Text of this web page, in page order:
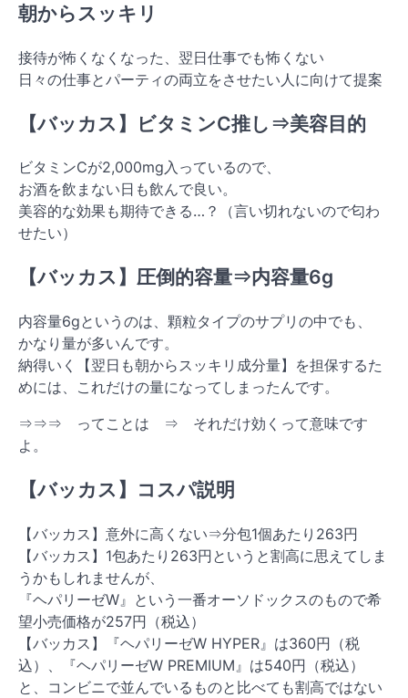
朝からスッキリ
接待が怖くなくなった、翌日仕事でも怖くない
日々の仕事とパーティの両立をさせたい人に向けて提案
【バッカス】ビタミンC推し⇒美容目的
ビタミンCが2,000mg入っているので、
お酒を飲まない日も飲んで良い。
美容的な効果も期待できる…？（言い切れないので匂わ
せたい）
【バッカス】圧倒的容量⇒内容量6g
内容量6gというのは、顆粒タイプのサプリの中でも、
かなり量が多いんです。
納得いく【翌日も朝からスッキリ成分量】を担保するた
めには、これだけの量になってしまったんです。
⇒⇒⇒ ってことは ⇒ それだけ効くって意味です
よ。
【バッカス】コスパ説明
【バッカス】意外に高くない⇒分包1個あたり263円
【バッカス】1包あたり263円というと割高に思えてしま
うかもしれませんが、
『ヘパリーゼW』という一番オーソドックスのもので希
望小売価格が257円（税込）
【バッカス】『ヘパリーゼW HYPER』は360円（税
込）、『ヘパリーゼW PREMIUM』は540円（税込）
と、コンビニで並んでいるものと比べても割高ではない